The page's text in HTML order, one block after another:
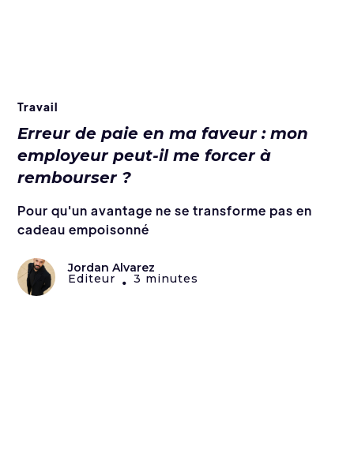
Travail
Erreur de paie en ma faveur : mon
employeur peut-il me forcer à
rembourser ?
Pour qu'un avantage ne se transforme pas en
cadeau empoisonné
Jordan Alvarez
Editeur • 3 minutes